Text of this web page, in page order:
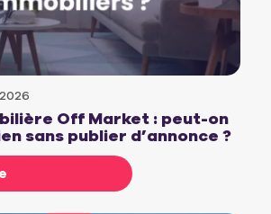
Off Market : peut-on
sans publier d’annonce ?